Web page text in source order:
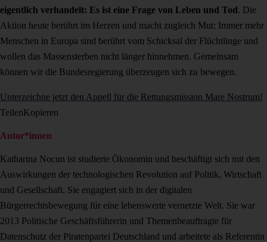
eigentlich verhandelt: Es ist eine Frage von Leben und Tod. Die
Aktion heute berührt im Herzen und macht zugleich Mut: Immer mehr
Menschen in Europa sind berührt vom Schicksal der Flüchtlinge und
wollen das Massensterben nicht länger hinnehmen. Gemeinsam
können wir die Bundesregierung überzeugen sich zu bewegen.
Unterzeichne jetzt den Appell für die Rettungsmission Mare Nostrum!
TeilenKopieren
Autor*innen
Katharina Nocun ist studierte Ökonomin und beschäftigt sich mit den
Auswirkungen der technologischen Revolution auf Politik, Wirtschaft
und Gesellschaft. Sie engagiert sich in der digitalen
Bürgerrechtsbewegung für eine lebenswerte vernetzte Welt. Sie war
2013 Politische Geschäftsführerin und Themenbeauftragte für
Datenschutz der Piratenpartei Deutschland und arbeitete als Referentin